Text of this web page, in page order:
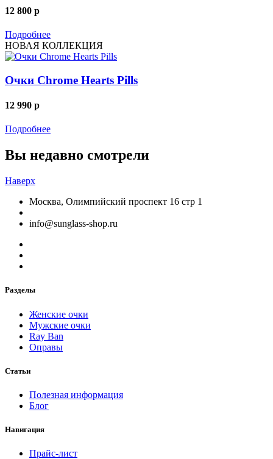
12 800 p
Подробнее
НОВАЯ КОЛЛЕКЦИЯ
Очки Chrome Hearts Pills
12 990 p
Подробнее
Вы недавно смотрели
Наверх
Москва, Олимпийский проспект 16 стр 1
info@sunglass-shop.ru
Разделы
Женские очки
Мужские очки
Ray Ban
Оправы
Статьи
Полезная информация
Блог
Навигация
Прайс-лист